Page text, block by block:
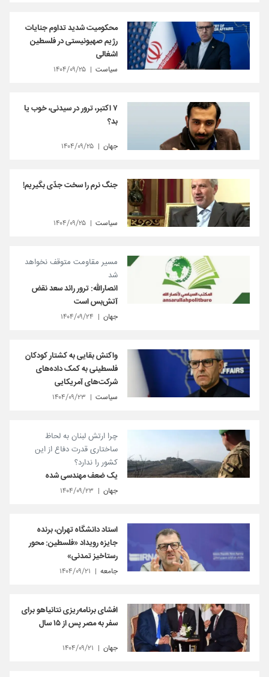
محکومیت شدید تداوم جنایات
رژیم صهیونیستی در فلسطین
اشغالی
سیاست ۱۴۰۴/۰۹/۲۵
۷ اکتبر، ترور در سیدنی، خوب یا
بد؟
جهان ۱۴۰۴/۰۹/۲۵
جنگ نرم را سخت جدّی بگیریم!
سیاست ۱۴۰۴/۰۹/۲۵
مسیر مقاومت متوقف نخواهد
شد
انصارالله: ترور رائد سعد نقض
آتش‌بس است
جهان ۱۴۰۴/۰۹/۲۴
واکنش بقایی به کشتار کودکان
فلسطینی به کمک داده‌های
شرکت‌های آمریکایی
سیاست ۱۴۰۴/۰۹/۲۳
چرا ارتش لبنان به لحاظ
ساختاری قدرت دفاع از این
کشور را ندارد؟
یک ضعف مهندسی شده
جهان ۱۴۰۴/۰۹/۲۳
استاد دانشگاه تهران، برنده
جایزه رویداد «فلسطین: محور
رستاخیز تمدنی»
جامعه ۱۴۰۴/۰۹/۲۱
افشای برنامه‌ریزی نتانیاهو برای
سفر به مصر پس از ۱۵ سال
جهان ۱۴۰۴/۰۹/۲۱